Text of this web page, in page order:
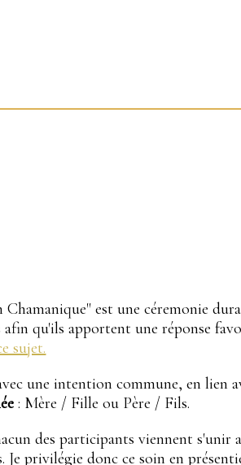
est une céremonie
afin qu'ils apportent une réponse
sujet.
une intention commune, en lien
: Mère / Fille ou Père / Fils.
des participants viennent s'unir
Je privilégie donc ce soin en